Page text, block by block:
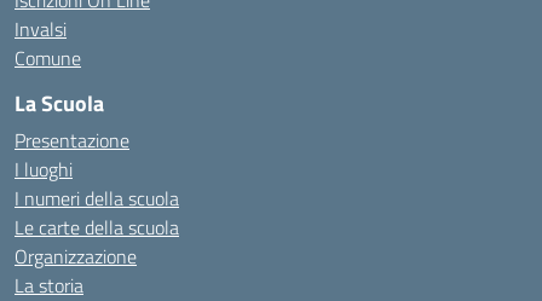
Invalsi
Comune
La Scuola
Presentazione
I luoghi
I numeri della scuola
Le carte della scuola
Organizzazione
La storia